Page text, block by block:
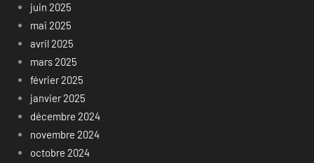
juin 2025
mai 2025
avril 2025
mars 2025
février 2025
janvier 2025
décembre 2024
novembre 2024
octobre 2024